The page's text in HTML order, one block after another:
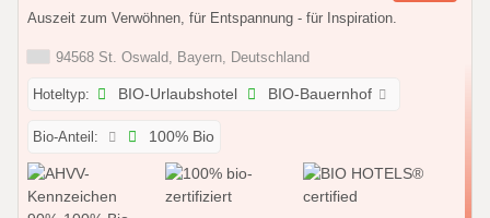
Auszeit zum Verwöhnen, für Entspannung - für Inspiration.
94568 St. Oswald, Bayern, Deutschland
Hoteltyp: BIO-Urlaubshotel BIO-Bauernhof
Bio-Anteil: 100% Bio